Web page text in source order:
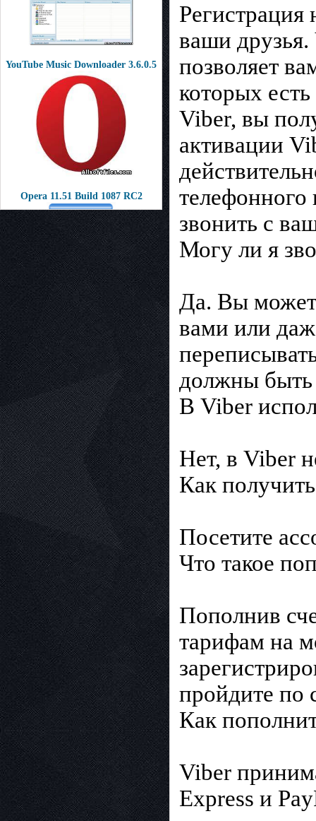
YouTube Music Downloader 3.6.0.5
Opera 11.51 Build 1087 RC2
ваши друзья.
позволяет
которых
Viber, вы
активации
телефонного
звонить с
Могу ли я
Да. Вы
вами или
должны быть
В Viber
Нет, в Viber
Как
Посетите
Что такое
Пополнив
тарифам на
пройдите по
Как
Viber
Express и